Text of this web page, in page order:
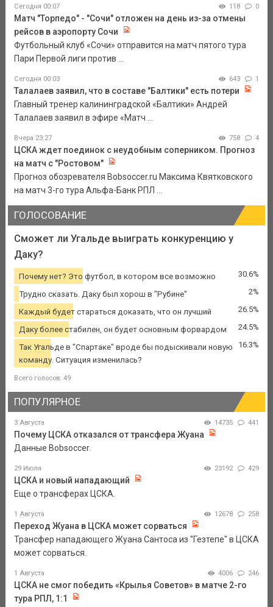
Сегодня 00:07 118 0
Матч "Торпедо" - "Сочи" отложен на день из-за отмены
рейсов в аэропорту Сочи
Футбольный клуб «Сочи» отправится на матч пятого тура
Пари Первой лиги против ...
Сегодня 00:03 643 1
Талалаев заявил, что в составе "Балтики" есть потери
Главный тренер калининградской «Балтики» Андрей
Талалаев заявил в эфире «Матч ...
Вчера 23:27 758 4
ЦСКА ждет поединок с неудобным соперником. Прогноз
на матч с "Ростовом"
Прогноз обозревателя Bobsoccer.ru Максима Квятковского
на матч 3-го тура Альфа-Банк РПЛ ...
ГОЛОСОВАНИЕ
Сможет ли Угальде выиграть конкуренцию у
Даку?
Почему нет? Это футбол, в котором все возможно 30.6%
Трудно сказать. Даку был хорош в "Рубине" 2%
Каждый будет стараться доказать, что он лучший 26.5%
Даку более стабилен, он будет основным форвардом 24.5%
Так Угальде в "Спартаке" вроде бы подыскивали новую
команду. Ситуация изменилась?
16.3%
Всего голосов: 49
ПОПУЛЯРНОЕ
3 Августа 14735 441
Почему ЦСКА отказался от трансфера Жуана
Данные Bobsoccer.
29 Июля 23192 429
ЦСКА и новый нападающий
Еще о трансферах ЦСКА.
1 Августа 12678 258
Переход Жуана в ЦСКА может сорваться
Трансфер нападающего Жуана Сантоса из "Гезтепе" в ЦСКА
может сорваться.
1 Августа 4006 246
ЦСКА не смог победить «Крылья Советов» в матче 2-го
тура РПЛ, 1:1